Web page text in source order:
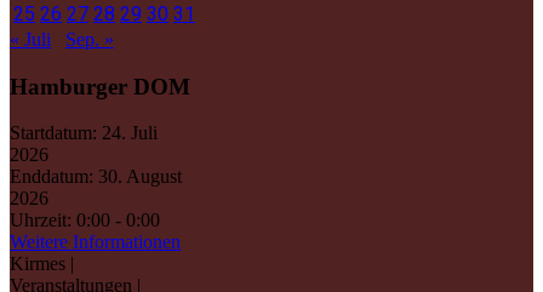
25 26 27 28 29 30 31
« Juli Sep. »
Hamburger DOM
Startdatum: 24. Juli
2026
Enddatum: 30. August
2026
Uhrzeit: 0:00 - 0:00
Weitere Informationen
Kirmes |
Veranstaltungen |